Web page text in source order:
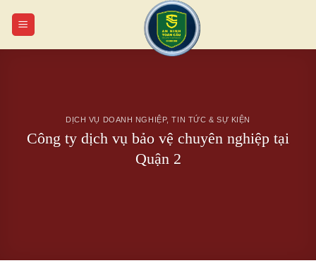
đến
DỊCH VỤ DOANH NGHIỆP,TIN TỨC & SỰ KIỆN
Công ty dịch vụ bảo vệ chuyên nghiệp tại
Quận 2